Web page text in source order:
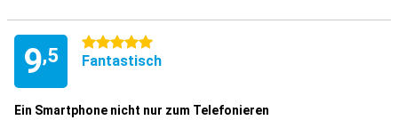
9,5
5 Sterne
Fantastisch
Ein Smartphone nicht nur zum Telefonieren